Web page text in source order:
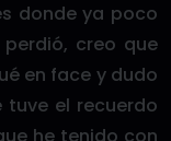
donde ya poco
creo que
en face y dudo
el recuerdo